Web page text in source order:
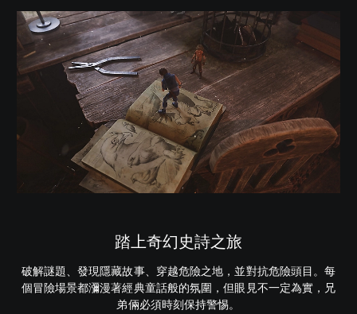
踏上奇幻史詩之旅
破解謎題、發現隱藏故事、穿越危險之地，並對抗危險頭目。每
個冒險場景都瀰漫著經典童話般的氛圍，但眼見不一定為實，兄
弟倆必須時刻保持警惕。